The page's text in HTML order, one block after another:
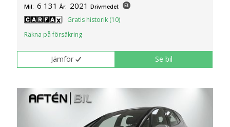
Mil: 6 131 År: 2021 Drivmedel:
Gratis historik (10)
Räkna på försäkring
Jämför Se bil